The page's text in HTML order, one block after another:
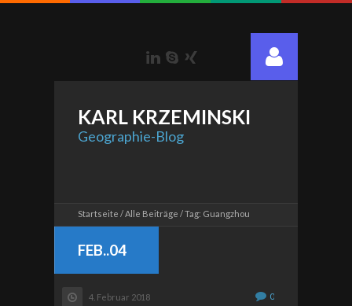
LinkedIn
Skype
KARL KRZEMINSKI
Geographie-Blog
Startseite Alle Beiträge Tag: Guangzhou
FEB..04
4. Februar 2018
0